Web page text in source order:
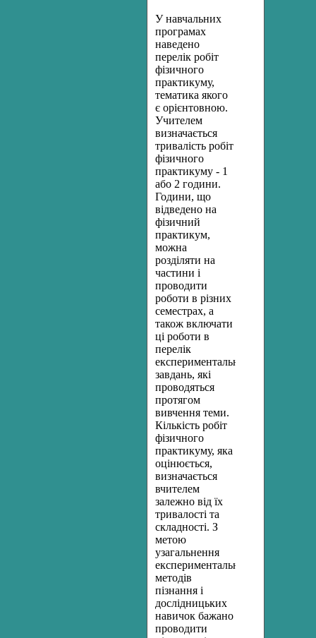
У навчальних
програмах
наведено
перелік робіт
фізичного
практикуму,
тематика якого
є орієнтовною.
Учителем
визначається
тривалість робіт
фізичного
практикуму - 1
або 2 години.
Години, що
відведено на
фізичний
практикум,
можна
розділяти на
частини і
проводити
роботи в різних
семестрах, а
також включати
ці роботи в
перелік
експериментальних
завдань, які
проводяться
протягом
вивчення теми.
Кількість робіт
фізичного
практикуму, яка
оцінюється,
визначається
вчителем
залежно від їх
тривалості та
складності. З
метою
узагальнення
експериментальних
методів
пізнання і
дослідницьких
навичок бажано
проводити